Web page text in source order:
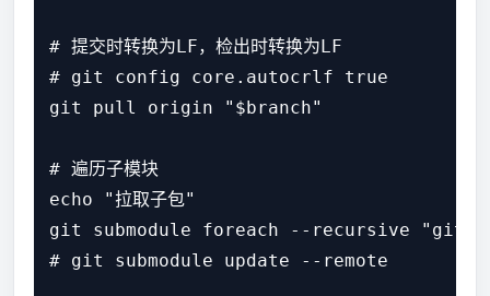
# 提交时转换为LF，检出时转换为LF
# git config core.autocrlf true
git pull origin "$branch"
# 遍历子模块
echo "拉取子包"
git submodule foreach --recursive "git
# git submodule update --remote